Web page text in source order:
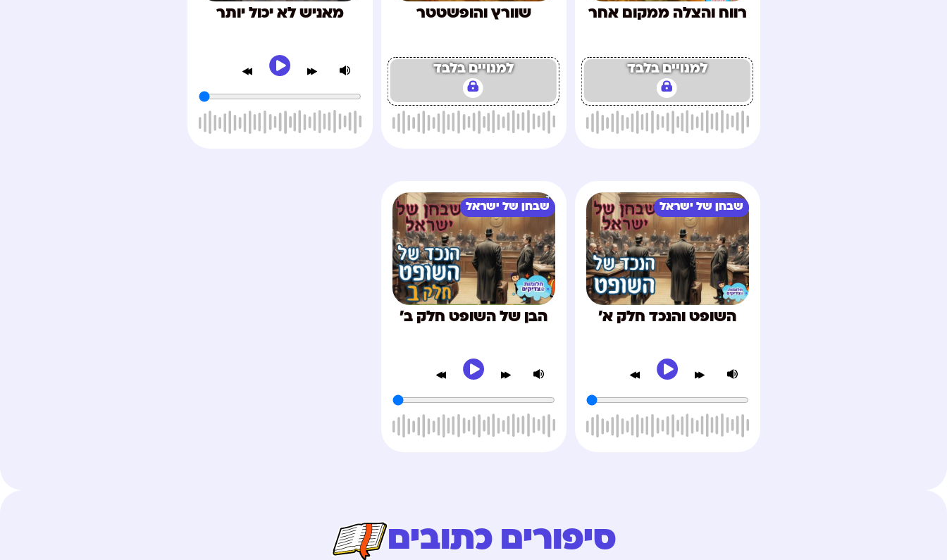
רווח והצלה ממקום אחר
למנויים בלבד
שוורץ והופשטטר
למנויים בלבד
מאניש לא יכול יותר
שבחן של ישראל
השופט והנכד חלק א'
שבחן של ישראל
הבן של השופט חלק ב'
סיפורים כתובים